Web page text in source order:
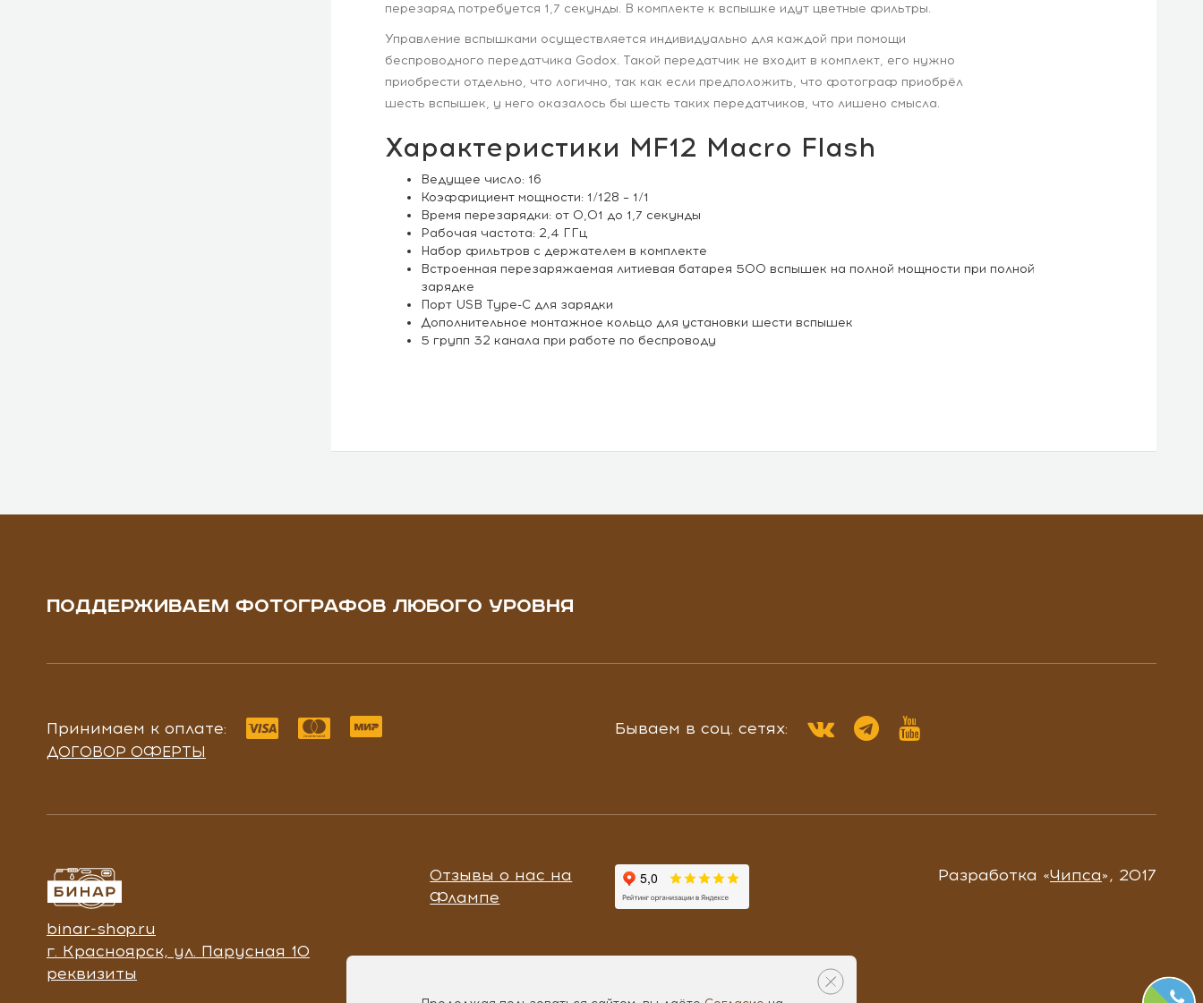
перезаряд потребуется 1,7 секунды. В комплекте к вспышке идут цветные фильтры.
Управление вспышками осуществляется индивидуально для каждой при помощи
беспроводного передатчика Godox. Такой передатчик не входит в комплект, его нужно
приобрести отдельно, что логично, так как если предположить, что фотограф приобрёл
шесть вспышек, у него оказалось бы шесть таких передатчиков, что лишено смысла.
Характеристики MF12 Macro Flash
Ведущее число: 16
Коэффициент мощности: 1/128 – 1/1
Время перезарядки: от 0,01 до 1,7 секунды
Рабочая частота: 2,4 ГГц
Набор фильтров с держателем в комплекте
Встроенная перезаряжаемая литиевая батарея 500 вспышек на полной мощности при полной
зарядке
Порт USB Type-C для зарядки
Дополнительное монтажное кольцо для установки шести вспышек
5 групп 32 канала при работе по беспроводу
ПОДДЕРЖИВАЕМ ФОТОГРАФОВ ЛЮБОГО УРОВНЯ
Принимаем к оплате: Бываем в соц. сетях:
ДОГОВОР ОФЕРТЫ
binar-shop.ru
г. Красноярск, ул. Парусная 10
реквизиты
Отзывы о нас на
Флампе
Разработка «Чипса», 2017